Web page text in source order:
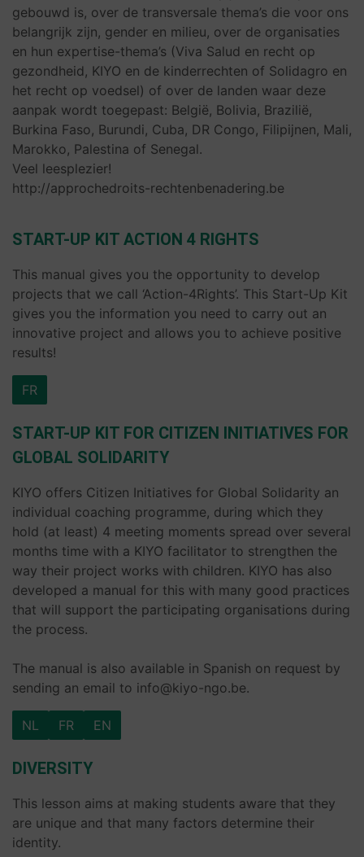
gebouwd is, over de transversale thema’s die voor ons
belangrijk zijn, gender en milieu, over de organisaties
en hun expertise-thema’s (Viva Salud en recht op
gezondheid, KIYO en de kinderrechten of Solidagro en
het recht op voedsel) of over de landen waar deze
aanpak wordt toegepast: België, Bolivia, Brazilië,
Burkina Faso, Burundi, Cuba, DR Congo, Filipijnen, Mali,
Marokko, Palestina of Senegal.
Veel leesplezier!
http://approchedroits-rechtenbenadering.be
START-UP KIT ACTION 4 RIGHTS
This manual gives you the opportunity to develop
projects that we call ‘Action-4Rights’. This Start-Up Kit
gives you the information you need to carry out an
innovative project and allows you to achieve positive
results!
FR
START-UP KIT FOR CITIZEN INITIATIVES FOR
GLOBAL SOLIDARITY
KIYO offers Citizen Initiatives for Global Solidarity an
individual coaching programme, during which they
hold (at least) 4 meeting moments spread over several
months time with a KIYO facilitator to strengthen the
way their project works with children. KIYO has also
developed a manual for this with many good practices
that will support the participating organisations during
the process.
The manual is also available in Spanish on request by
sending an email to info@kiyo-ngo.be.
NL FR EN
DIVERSITY
This lesson aims at making students aware that they
are unique and that many factors determine their
identity.